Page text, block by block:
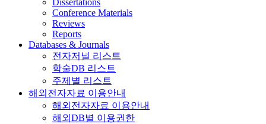
Dissertations
Conference Materials
Reviews
Reports
Databases & Journals
전자저널 리스트
학술DB 리스트
주제별 리스트
해외전자자료 이용안내
해외전자자료 이용안내
해외DB별 이용권한